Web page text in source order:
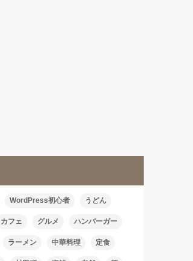
WordPress初心者 うどん
カフェ グルメ ハンバーガー
ラーメン 中華料理 定食